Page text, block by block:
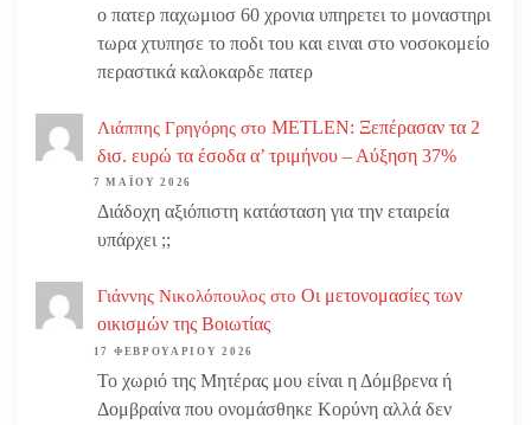
ο πατερ παχωμιοσ 60 χρονια υπηρετει το μοναστηρι
τωρα χτυπησε το ποδι του και ειναι στο νοσοκομείο
περαστικά καλοκαρδε πατερ
Λιάππης Γρηγόρης στο METLEN: Ξεπέρασαν τα 2
δισ. ευρώ τα έσοδα α’ τριμήνου – Αύξηση 37%
7 ΜΑΪ́ΟΥ 2026
Διάδοχη αξιόπιστη κατάσταση για την εταιρεία
υπάρχει ;;
Γιάννης Νικολόπουλος στο Οι μετονομασίες των
οικισμών της Βοιωτίας
17 ΦΕΒΡΟΥΑΡΊΟΥ 2026
Το χωριό της Μητέρας μου είναι η Δόμβρενα ή
Δομβραίνα που ονομάσθηκε Κορύνη αλλά δεν